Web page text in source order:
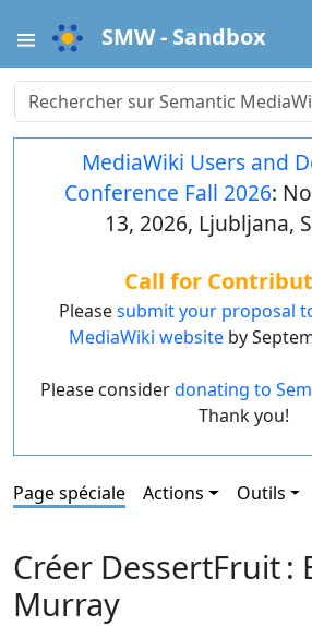
SMW - Sandbox
MediaWiki Users and
Conference Fall 2026:
13, 2026, Ljubljana,
Call for
Pleasesubmit your proposal
MediaWiki websiteby
Please considerdonating to
Thank you!
Page spéciale Actions Outils
Créer DessertFruit :
Murray